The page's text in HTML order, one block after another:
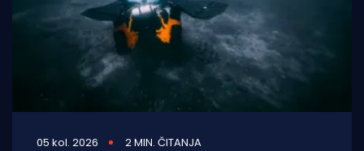
05 kol. 2026 2 MIN. ČITANJA